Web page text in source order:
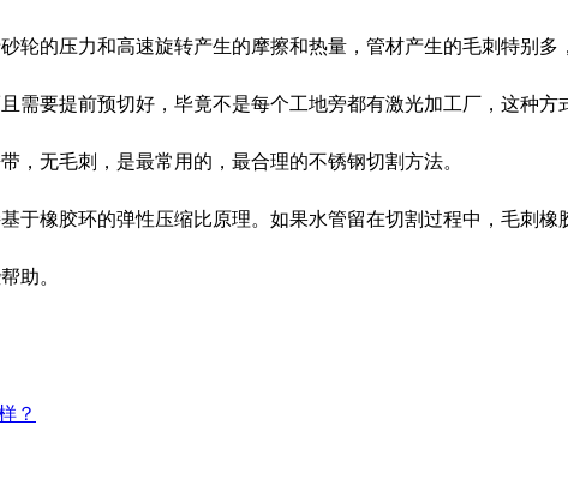
轮的压力和高速旋转产生的摩擦和热量， 管材产生的毛刺特别多
需要提前预切好， 毕竟不是每个工地旁都有激光加工厂，这种方
，无毛刺，是最常用的，最合理的不锈钢切割方法。
于橡胶环的弹性压缩比原理。如果水管留在切割过程中，毛刺
助。
？